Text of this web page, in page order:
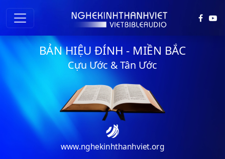
BẢN HIỆU ĐÍNH - MIỀN BẮC
Cựu Ước & Tân Ước
www.nghekinhthanhviet.org
Hê-bơ-rơ - Chương 1